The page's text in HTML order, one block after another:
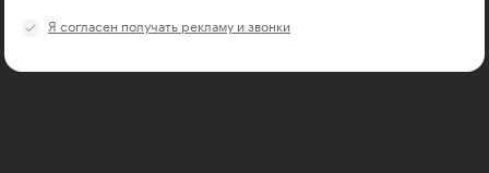
Я согласен получать рекламу и звонки